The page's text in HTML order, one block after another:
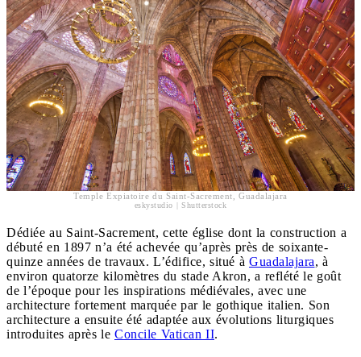
Temple Expiatoire du Saint-Sacrement, Guadalajara
eskystudio | Shutterstock
Dédiée au Saint-Sacrement, cette église dont la construction a
débuté en 1897 n’a été achevée qu’après près de soixante-
quinze années de travaux. L’édifice, situé à Guadalajara, à
environ quatorze kilomètres du stade Akron, a reflété le goût
de l’époque pour les inspirations médiévales, avec une
architecture fortement marquée par le gothique italien. Son
architecture a ensuite été adaptée aux évolutions liturgiques
introduites après le Concile Vatican II.